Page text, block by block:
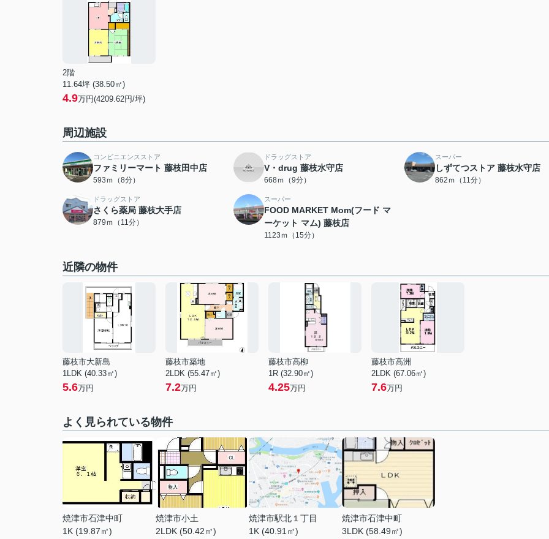
2階
11.64坪 (38.50㎡)
4.9万円(4209.62円/坪)
周辺施設
コンビニエンスストア
ファミリーマート 藤枝田中店
593ｍ（8分）
ドラッグストア
V・drug 藤枝水守店
668ｍ（9分）
スーパー
しずてつストア 藤枝水守店
862ｍ（11分）
ドラッグストア
さくら薬局 藤枝大手店
879ｍ（11分）
スーパー
FOOD MARKET Mom(フード マ
ーケット マム) 藤枝店
1123ｍ（15分）
近隣の物件
藤枝市大新島
1LDK (40.33㎡)
5.6万円
藤枝市築地
2LDK (55.47㎡)
7.2万円
藤枝市高柳
1R (32.90㎡)
4.25万円
藤枝市高洲
2LDK (67.06㎡)
7.6万円
よく見られている物件
焼津市石津中町
1K (19.87㎡)
焼津市小土
2LDK (50.42㎡)
焼津市駅北１丁目
1K (40.91㎡)
焼津市石津中町
3LDK (58.49㎡)